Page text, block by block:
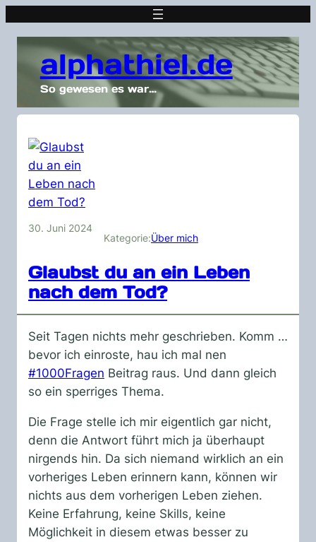
alphathiel.de
So gewesen es war…
30. Juni 2024
Kategorie:Über mich
Glaubst du an ein Leben
nach dem Tod?
Seit Tagen nichts mehr geschrieben. Komm …
bevor ich einroste, hau ich mal nen
#1000Fragen Beitrag raus. Und dann gleich
so ein sperriges Thema.
Die Frage stelle ich mir eigentlich gar nicht,
denn die Antwort führt mich ja überhaupt
nirgends hin. Da sich niemand wirklich an ein
vorheriges Leben erinnern kann, können wir
nichts aus dem vorherigen Leben ziehen.
Keine Erfahrung, keine Skills, keine
Möglichkeit in diesem etwas besser zu